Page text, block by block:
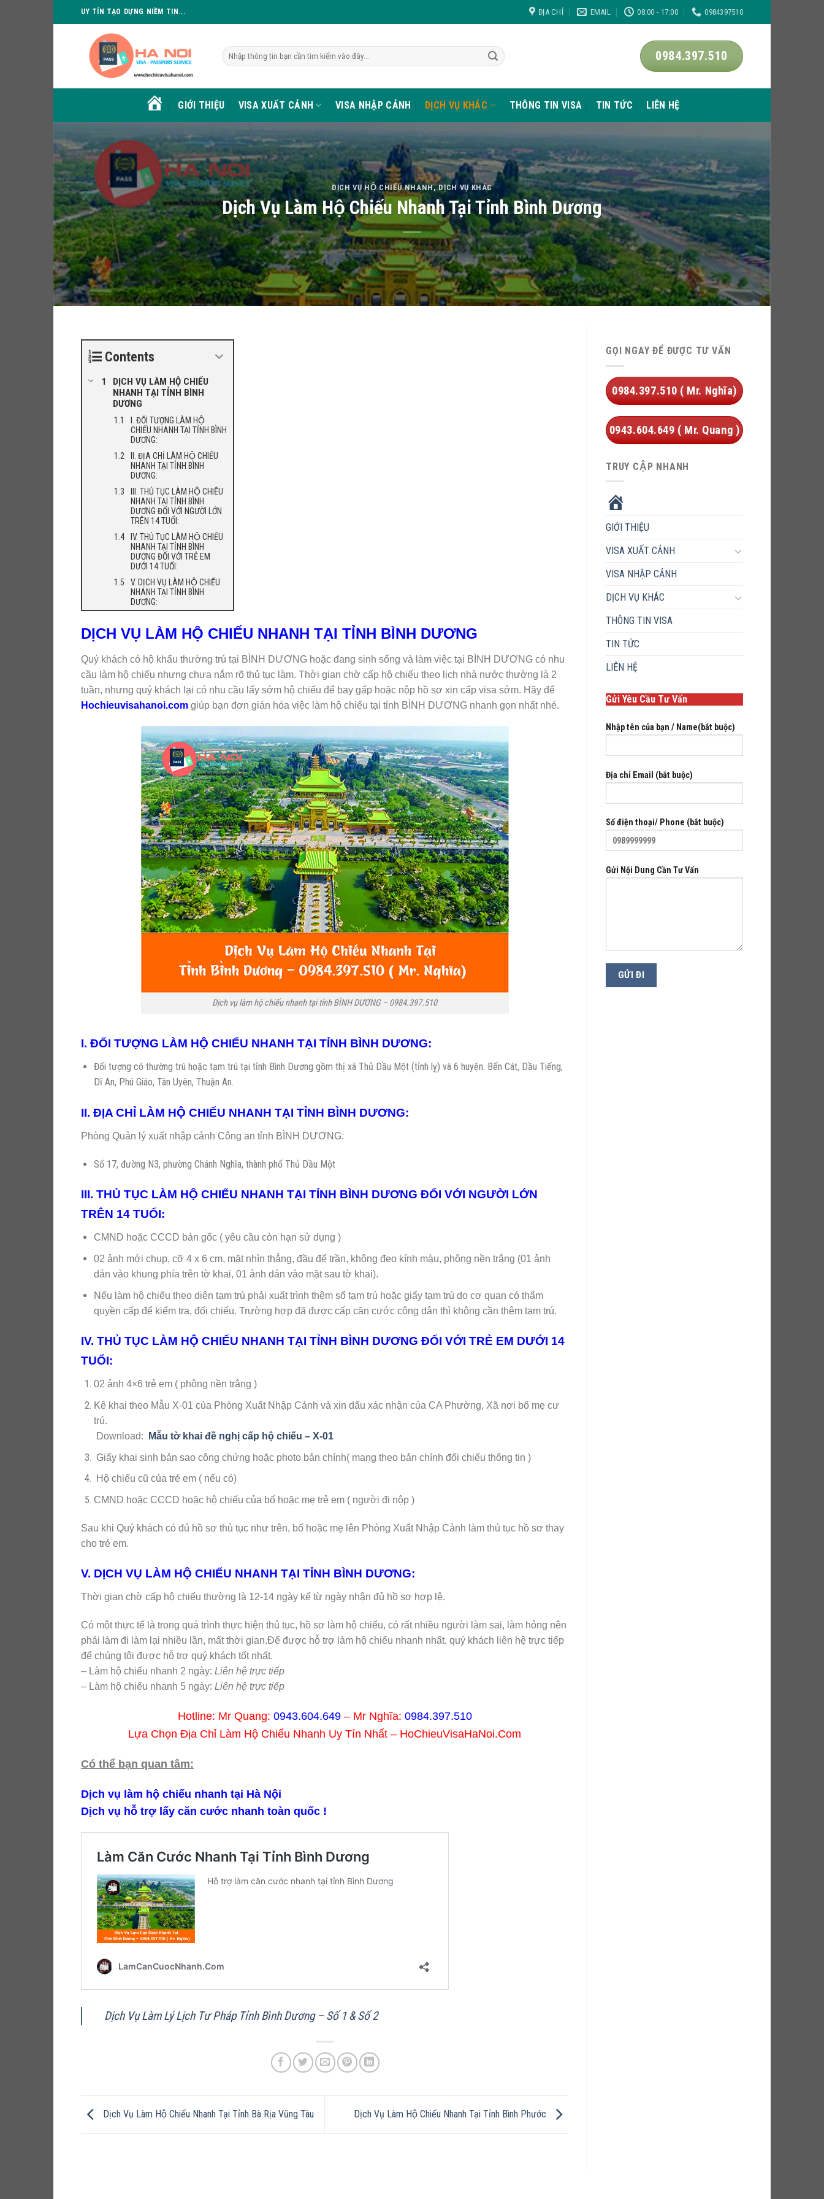
to
UY TÍN TẠO DỰNG NIỀM TIN... ĐỊA CHỈ EMAIL 08:00 - 17:00 0984397510
0984.397.510
HOME GIỚI THIỆU VISA XUẤT CẢNH VISA NHẬP CẢNH DỊCH VỤ KHÁC THÔNG TIN VISA TIN TỨC LIÊN HỆ
DỊCH VỤ HỘ CHIẾU NHANH,DỊCH VỤ KHÁC
Dịch Vụ Làm Hộ Chiếu Nhanh Tại Tỉnh Bình Dương
Contents
DỊCH VỤ LÀM HỘ CHIẾU
NHANH TẠI TỈNH BÌNH
DƯƠNG
I. ĐỐI TƯỢNG LÀM HỘ
CHIẾU NHANH TẠI TỈNH BÌNH
DƯƠNG:
II. ĐỊA CHỈ LÀM HỘ CHIẾU
NHANH TẠI TỈNH BÌNH
DƯƠNG:
III. THỦ TỤC LÀM HỘ CHIẾU
NHANH TẠI TỈNH BÌNH
DƯƠNG ĐỐI VỚI NGƯỜI LỚN
TRÊN 14 TUỔI:
IV. THỦ TỤC LÀM HỘ CHIẾU
NHANH TẠI TỈNH BÌNH
DƯƠNG ĐỐI VỚI TRẺ EM
DƯỚI 14 TUỔI:
V. DỊCH VỤ LÀM HỘ CHIẾU
NHANH TẠI TỈNH BÌNH
DƯƠNG:
DỊCH VỤ LÀM HỘ CHIẾU NHANH TẠI TỈNH BÌNH DƯƠNG
Quý khách có hộ khẩu thường trú tại BÌNH DƯƠNG hoặc đang sinh sống và làm việc tại BÌNH DƯƠNG có nhu
cầu làm hộ chiếu nhưng chưa nắm rõ thủ tục làm. Thời gian chờ cấp hộ chiếu theo lịch nhà nước thường là 2
tuần, nhưng quý khách lại có nhu cầu lấy sớm hộ chiếu để bay gấp hoặc nộp hồ sơ xin cấp visa sớm. Hãy để
Hochieuvisahanoi.com giúp bạn đơn giản hóa việc làm hộ chiếu tại tỉnh BÌNH DƯƠNG nhanh gọn nhất nhé.
Dịch vụ làm hộ chiếu nhanh tại tỉnh BÌNH DƯƠNG – 0984.397.510
I. ĐỐI TƯỢNG LÀM HỘ CHIẾU NHANH TẠI TỈNH BÌNH DƯƠNG:
Đối tượng có thường trú hoặc tạm trú tại tỉnh Bình Dương gồm thị xã Thủ Dầu Một (tỉnh lỵ) và 6 huyện: Bến Cát, Dầu Tiếng,
Dĩ An, Phú Giáo, Tân Uyên, Thuận An.
II. ĐỊA CHỈ LÀM HỘ CHIẾU NHANH TẠI TỈNH BÌNH DƯƠNG:
Phòng Quản lý xuất nhập cảnh Công an tỉnh BÌNH DƯƠNG:
Số 17, đường N3, phường Chánh Nghĩa, thành phố Thủ Dầu Một
III. THỦ TỤC LÀM HỘ CHIẾU NHANH TẠI TỈNH BÌNH DƯƠNG ĐỐI VỚI NGƯỜI LỚN
TRÊN 14 TUỔI:
CMND hoặc CCCD bản gốc ( yêu cầu còn hạn sử dụng )
02 ảnh mới chụp, cỡ 4 x 6 cm, mặt nhìn thẳng, đầu để trần, không đeo kính màu, phông nền trắng (01 ảnh
dán vào khung phía trên tờ khai, 01 ảnh dán vào mặt sau tờ khai).
Nếu làm hộ chiếu theo diện tạm trú phải xuất trình thêm sổ tạm trú hoặc giấy tạm trú do cơ quan có thẩm
quyền cấp để kiểm tra, đối chiếu. Trường hợp đã được cấp căn cước công dân thì không cần thêm tạm trú.
IV. THỦ TỤC LÀM HỘ CHIẾU NHANH TẠI TỈNH BÌNH DƯƠNG ĐỐI VỚI TRẺ EM DƯỚI 14
TUỔI:
02 ảnh 4×6 trẻ em ( phông nền trắng )
Kê khai theo Mẫu X-01 của Phòng Xuất Nhập Cảnh và xin dấu xác nhận của CA Phường, Xã nơi bố mẹ cư
trú.
Download:
Mẫu tờ khai đề nghị cấp hộ chiếu – X-01
Giấy khai sinh bản sao công chứng hoặc photo bản chính( mang theo bản chính đối chiếu thông tin )
Hộ chiếu cũ của trẻ em ( nếu có)
CMND hoặc CCCD hoặc hộ chiếu của bố hoặc mẹ trẻ em ( người đi nộp )
Sau khi Quý khách có đủ hồ sơ thủ tục như trên, bố hoặc mẹ lên Phòng Xuất Nhập Cảnh làm thủ tục hồ sơ thay
cho trẻ em.
V. DỊCH VỤ LÀM HỘ CHIẾU NHANH TẠI TỈNH BÌNH DƯƠNG:
Thời gian chờ cấp hộ chiếu thường là 12-14 ngày kể từ ngày nhận đủ hồ sơ hợp lệ.
Có một thực tế là trong quá trình thực hiện thủ tục, hồ sơ làm hộ chiếu, có rất nhiều người làm sai, làm hỏng nên
phải làm đi làm lại nhiều lần, mất thời gian.Để được hỗ trợ làm hộ chiếu nhanh nhất, quý khách liên hệ trực tiếp
để chúng tôi được hỗ trợ quý khách tốt nhất.
– Làm hộ chiếu nhanh 2 ngày: Liên hệ trực tiếp
– Làm hộ chiếu nhanh 5 ngày: Liên hệ trực tiếp
Hotline: Mr Quang: 0943.604.649– Mr Nghĩa: 0984.397.510
Lựa Chọn Địa Chỉ Làm Hộ Chiếu Nhanh Uy Tín Nhất – HoChieuVisaHaNoi.Com
Có thể bạn quan tâm:
Dịch vụ làm hộ chiếu nhanh tại Hà Nội
Dịch vụ hỗ trợ lấy căn cước nhanh toàn quốc !
Dịch Vụ Làm Lý Lịch Tư Pháp Tỉnh Bình Dương – Số 1 & Số 2
Dịch Vụ Làm Hộ Chiếu Nhanh Tại Tỉnh Bà Rịa Vũng Tàu Dịch Vụ Làm Hộ Chiếu Nhanh Tại Tỉnh Bình Phước
GỌI NGAY ĐỂ ĐƯỢC TƯ VẤN
0984.397.510 ( Mr. Nghĩa)
0943.604.649 ( Mr. Quang )
TRUY CẬP NHANH
GIỚI THIỆU
VISA XUẤT CẢNH
VISA NHẬP CẢNH
DỊCH VỤ KHÁC
THÔNG TIN VISA
TIN TỨC
LIÊN HỆ
Gửi Yêu Cầu Tư Vấn
Nhập tên của bạn / Name(bắt buộc)
Địa chỉ Email (bắt buộc)
Số điện thoại/ Phone (bắt buộc)
Gửi Nội Dung Cần Tư Vấn